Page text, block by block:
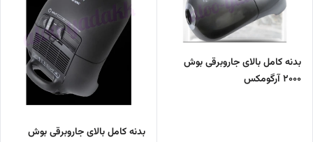
بدنه کامل بالای جاروبرقی بوش
۲۰۰۰ آرگومکس
بدنه کامل بالای جاروبرقی بوش